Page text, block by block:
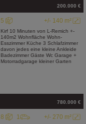
200.000 €
+/- 140 m²
5
Kirf 10 Minuten von L-Remich +-
140m2 Wohnfläche Wohn-
Esszimmer Küche 3 Schlafzimmer
davon jedes eine kleine Ankleide
Badezimmer Gäste Wc Garage +
Motorradgarage kleiner Garten
780.000 €
+/- 270 m²
8 1